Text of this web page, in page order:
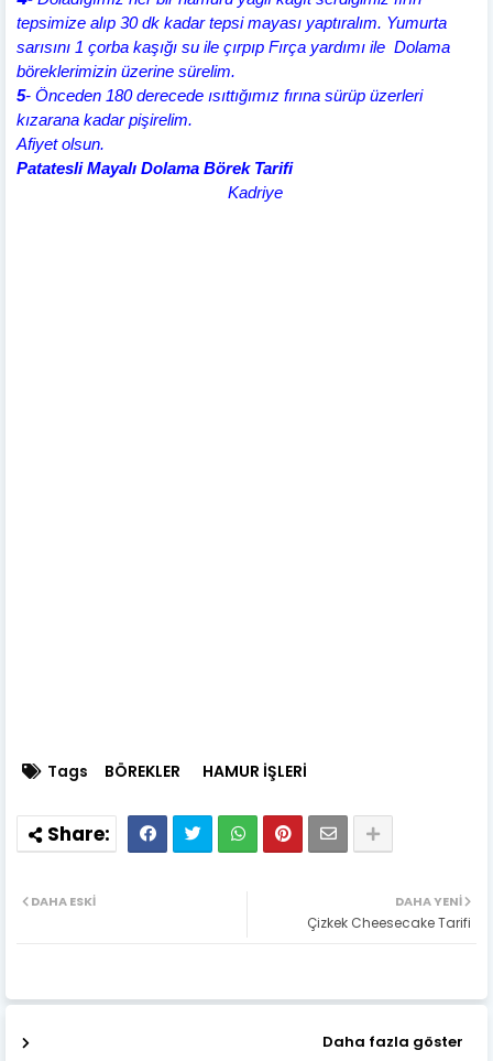
tepsimize alıp 30 dk kadar tepsi mayası yaptıralım. Yumurta
sarısını 1 çorba kaşığı su ile çırpıp Fırça yardımı ile Dolama
böreklerimizin üzerine sürelim.
5- Önceden 180 derecede ısıttığımız fırına sürüp üzerleri
kızarana kadar pişirelim.
Afiyet olsun.
Patatesli Mayalı Dolama Börek Tarifi
Kadriye
Tags BÖREKLER HAMUR İŞLERİ
DAHA YENI
Çizkek Cheesecake Tarifi
DAHA ESKI
Daha fazla göster